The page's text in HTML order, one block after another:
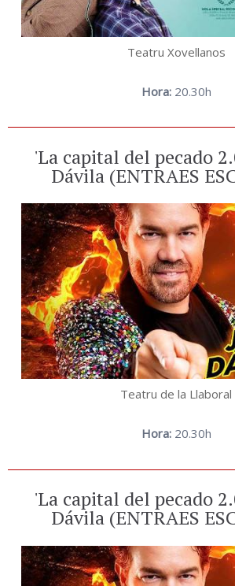
Teatru Xovellanos
Hora:20.30h
'La capital del pecado
Dávila (ENTRAES
Teatru de la Llaboral
Hora:20.30h
'La capital del pecado
Dávila (ENTRAES